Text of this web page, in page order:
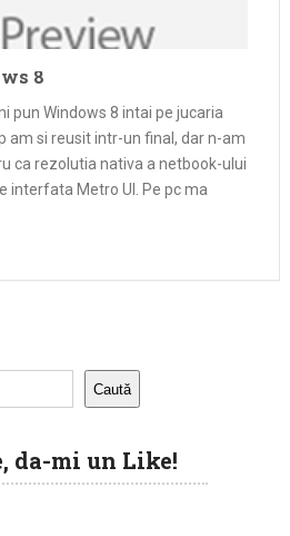
8
pun Windows 8 intai pe jucaria
am si reusit intr-un final, dar n-am
ca rezolutia nativa a netbook-ului
interfata Metro UI. Pe pc ma
Caută
da-mi un Like!